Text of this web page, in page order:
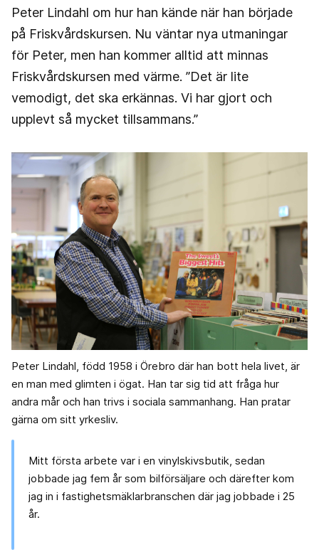
Peter Lindahl om hur han kände när han började
på Friskvårdskursen. Nu väntar nya utmaningar
för Peter, men han kommer alltid att minnas
Friskvårdskursen med värme. ”Det är lite
vemodigt, det ska erkännas. Vi har gjort och
upplevt så mycket tillsammans.”
Peter Lindahl, född 1958 i Örebro där han bott hela livet, är
en man med glimten i ögat. Han tar sig tid att fråga hur
andra mår och han trivs i sociala sammanhang. Han pratar
gärna om sitt yrkesliv.
Mitt första arbete var i en vinylskivsbutik, sedan
jobbade jag fem år som bilförsäljare och därefter kom
jag in i fastighetsmäklarbranschen där jag jobbade i 25
år.